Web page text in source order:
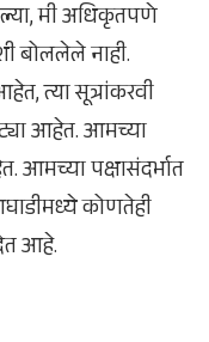
मी अधिकृतपणे
बोललेले नाही.
त्या सूत्रांकरवी
आहेत. आमच्या
आमच्या पक्षासंदर्भात
कोणतेही
आहे.